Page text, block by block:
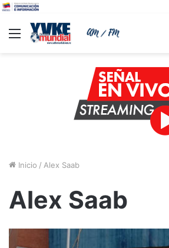
Menu
Inicio / Alex Saab
Alex Saab